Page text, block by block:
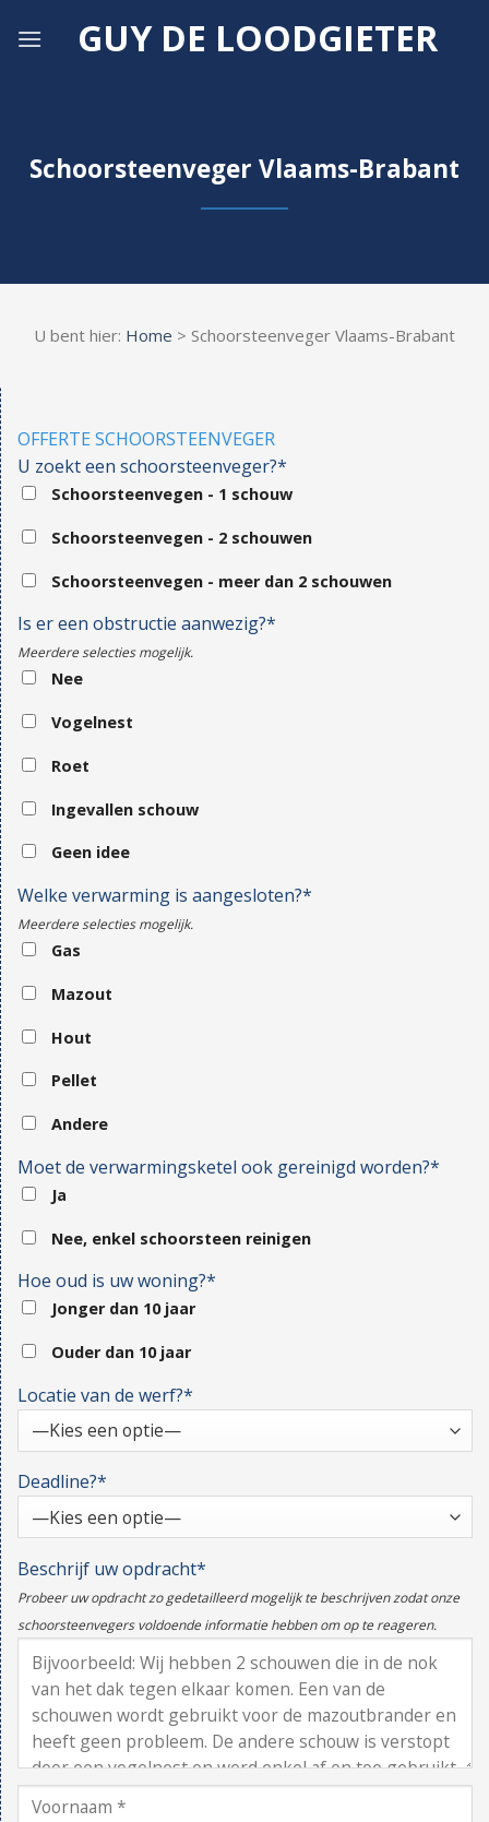
GUY DE LOODGIETER
Schoorsteenveger Vlaams-Brabant
U bent hier: Home > Schoorsteenveger Vlaams-Brabant
OFFERTE SCHOORSTEENVEGER
U zoekt een schoorsteenveger?*
Schoorsteenvegen - 1 schouw
Schoorsteenvegen - 2 schouwen
Schoorsteenvegen - meer dan 2 schouwen
Is er een obstructie aanwezig?*
Meerdere selecties mogelijk.
Nee
Vogelnest
Roet
Ingevallen schouw
Geen idee
Welke verwarming is aangesloten?*
Meerdere selecties mogelijk.
Gas
Mazout
Hout
Pellet
Andere
Moet de verwarmingsketel ook gereinigd worden?*
Ja
Nee, enkel schoorsteen reinigen
Hoe oud is uw woning?*
Jonger dan 10 jaar
Ouder dan 10 jaar
Locatie van de werf?*
Deadline?*
Beschrijf uw opdracht*
Probeer uw opdracht zo gedetailleerd mogelijk te beschrijven zodat onze
schoorsteenvegers voldoende informatie hebben om op te reageren.